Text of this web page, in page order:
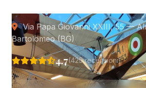
Via Papa Giovanni XXIII, 55 —
Bartolomeo (BG)
4.7(425 recensioni)